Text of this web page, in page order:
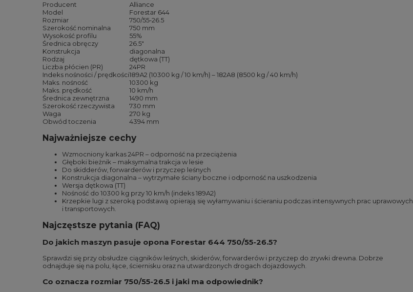
Producent
Alliance
Model
Forestar 644
Rozmiar
750/55-26.5
Szerokość nominalna
750 mm
Wysokość profilu
55%
Średnica obręczy
26.5″
Konstrukcja
diagonalna
Rodzaj
dętkowa (TT)
Liczba płócien (PR)
24PR
Indeks nośności / prędkości189A2 (10300 kg / 10 km/h) – 182A8 (8500 kg / 40 km/h)
Maks. nośność
10300 kg
Maks. prędkość
10 km/h
Średnica zewnętrzna
1490 mm
Szerokość rzeczywista
730 mm
Waga
270 kg
Obwód toczenia
4394 mm
Najważniejsze cechy
Wzmocniony karkas 24PR – odporność na przeciążenia
Głęboki bieżnik – maksymalna trakcja w lesie
Do skidderów, forwarderów i przyczep leśnych
Konstrukcja diagonalna – wytrzymałe ściany boczne i odporność na uszkodzenia
Wersja dętkowa (TT)
Nośność do 10300 kg przy 10 km/h (indeks 189A2)
Krzepkie lugi z szeroką podstawą opierają się wyłamywaniu i ścieraniu podczas intensywnych prac uprawowych
i transportowych.
Najczęstsze pytania (FAQ)
Do jakich maszyn pasuje opona Forestar 644 750/55-26.5?
Sprawdzi się przy obsłudze ciągników leśnych, skiderów, forwarderów i przyczep do zrywki drewna. Dobrze
odnajduje się na polu, łące, ściernisku oraz na utwardzonych drogach dojazdowych.
Co oznacza rozmiar 750/55-26.5 i jaki ma odpowiednik?